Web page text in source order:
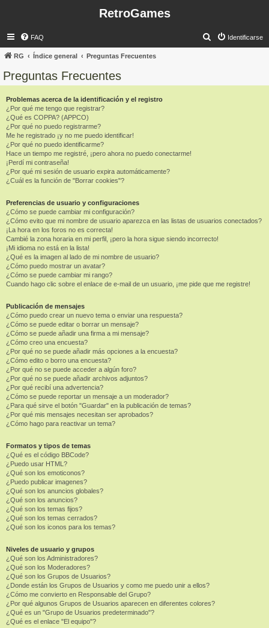
RetroGames
FAQ Identificarse
RG Índice general Preguntas Frecuentes
Preguntas Frecuentes
Problemas acerca de la identificación y el registro
¿Por qué me tengo que registrar?
¿Qué es COPPA? (APPCO)
¿Por qué no puedo registrarme?
Me he registrado ¡y no me puedo identificar!
¿Por qué no puedo identificarme?
Hace un tiempo me registré, ¡pero ahora no puedo conectarme!
¡Perdí mi contraseña!
¿Por qué mi sesión de usuario expira automáticamente?
¿Cuál es la función de "Borrar cookies"?
Preferencias de usuario y configuraciones
¿Cómo se puede cambiar mi configuración?
¿Cómo evito que mi nombre de usuario aparezca en las listas de usuarios conectados?
¡La hora en los foros no es correcta!
Cambié la zona horaria en mi perfil, ¡pero la hora sigue siendo incorrecto!
¡Mi idioma no está en la lista!
¿Qué es la imagen al lado de mi nombre de usuario?
¿Cómo puedo mostrar un avatar?
¿Cómo se puede cambiar mi rango?
Cuando hago clic sobre el enlace de e-mail de un usuario, ¡me pide que me registre!
Publicación de mensajes
¿Cómo puedo crear un nuevo tema o enviar una respuesta?
¿Cómo se puede editar o borrar un mensaje?
¿Cómo se puede añadir una firma a mi mensaje?
¿Cómo creo una encuesta?
¿Por qué no se puede añadir más opciones a la encuesta?
¿Cómo edito o borro una encuesta?
¿Por qué no se puede acceder a algún foro?
¿Por qué no se puede añadir archivos adjuntos?
¿Por qué recibí una advertencia?
¿Cómo se puede reportar un mensaje a un moderador?
¿Para qué sirve el botón "Guardar" en la publicación de temas?
¿Por qué mis mensajes necesitan ser aprobados?
¿Cómo hago para reactivar un tema?
Formatos y tipos de temas
¿Qué es el código BBCode?
¿Puedo usar HTML?
¿Qué son los emoticonos?
¿Puedo publicar imagenes?
¿Qué son los anuncios globales?
¿Qué son los anuncios?
¿Qué son los temas fijos?
¿Qué son los temas cerrados?
¿Qué son los iconos para los temas?
Niveles de usuario y grupos
¿Qué son los Administradores?
¿Qué son los Moderadores?
¿Qué son los Grupos de Usuarios?
¿Donde están los Grupos de Usuarios y como me puedo unir a ellos?
¿Cómo me convierto en Responsable del Grupo?
¿Por qué algunos Grupos de Usuarios aparecen en diferentes colores?
¿Qué es un "Grupo de Usuarios predeterminado"?
¿Qué es el enlace "El equipo"?